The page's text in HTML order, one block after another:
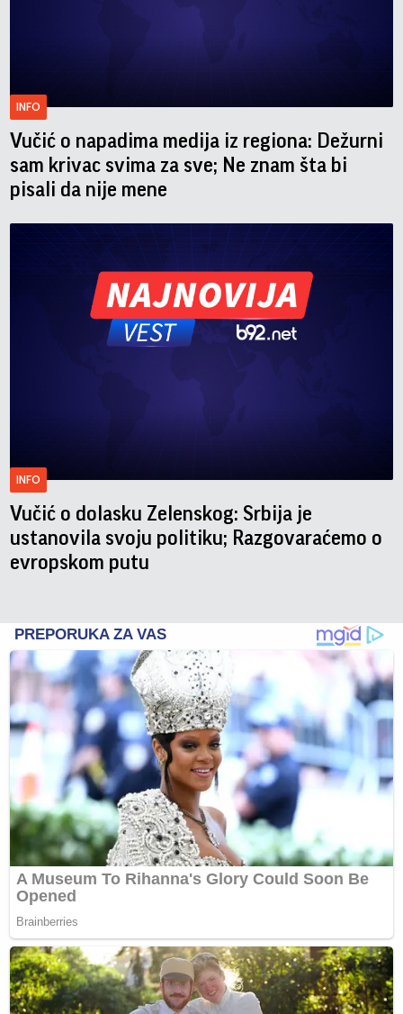
INFO
Vučić o napadima medija iz regiona: Dežurni
sam krivac svima za sve; Ne znam šta bi
pisali da nije mene
INFO
Vučić o dolasku Zelenskog: Srbija je
ustanovila svoju politiku; Razgovaraćemo o
evropskom putu